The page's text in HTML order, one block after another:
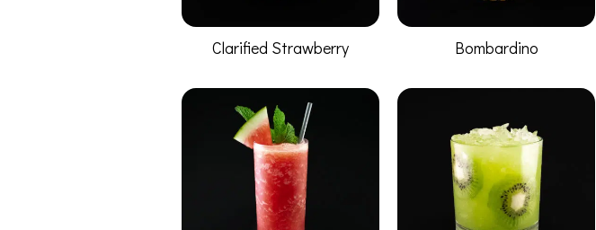
Clarified Strawberry Bombardino